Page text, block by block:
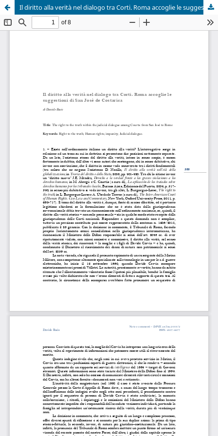
Il diritto alla verità nel dialogo tra Corti. Roma accoglie le suggestioni di San Josè de Costarica